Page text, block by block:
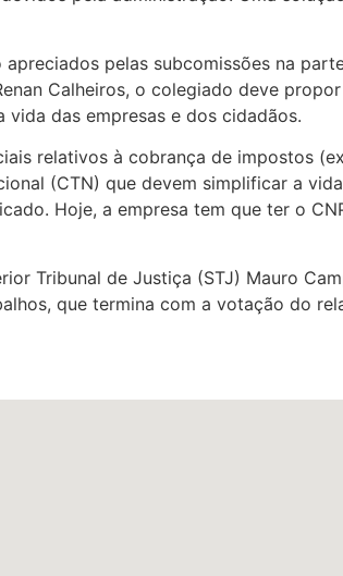
pelas subcomissões na
Calheiros, o colegiado deve
das empresas e dos cidadãos.
relativos à cobrança de impostos
(CTN) que devem simplificar a
Hoje, a empresa tem que ter o
Tribunal de Justiça (STJ) Mauro
que termina com a votação do